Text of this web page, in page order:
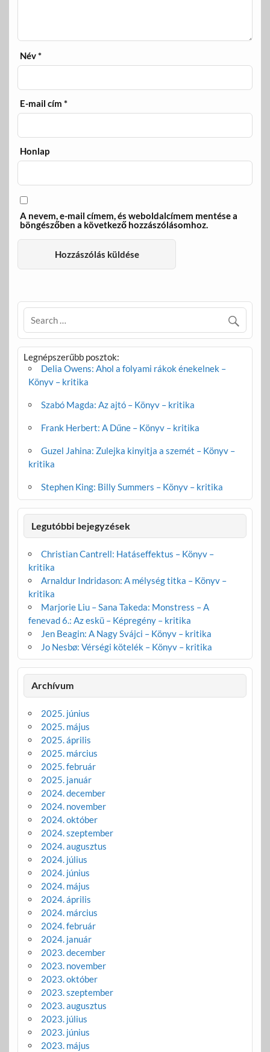
Név*
E-mail cím*
Honlap
A nevem, e-mail címem, és weboldalcímem mentése a
böngészőben a következő hozzászólásomhoz.
Legnépszerűbb posztok:
Delia Owens: Ahol a folyami rákok énekelnek –
Könyv – kritika
Szabó Magda: Az ajtó – Könyv – kritika
Frank Herbert: A Dűne – Könyv – kritika
Guzel Jahina: Zulejka kinyitja a szemét – Könyv –
kritika
Stephen King: Billy Summers – Könyv – kritika
Legutóbbi bejegyzések
Christian Cantrell: Hatáseffektus – Könyv –
kritika
Arnaldur Indridason: A mélység titka – Könyv –
kritika
Marjorie Liu – Sana Takeda: Monstress – A
fenevad 6.: Az eskü – Képregény – kritika
Jen Beagin: A Nagy Svájci – Könyv – kritika
Jo Nesbø: Vérségi kötelék – Könyv – kritika
Archívum
2025. június
2025. május
2025. április
2025. március
2025. február
2025. január
2024. december
2024. november
2024. október
2024. szeptember
2024. augusztus
2024. július
2024. június
2024. május
2024. április
2024. március
2024. február
2024. január
2023. december
2023. november
2023. október
2023. szeptember
2023. augusztus
2023. július
2023. június
2023. május